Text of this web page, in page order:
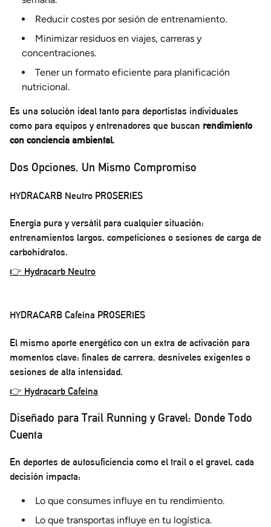
Reducir costes por sesión de entrenamiento.
Minimizar residuos en viajes, carreras y
concentraciones.
Tener un formato eficiente para planificación
nutricional.
Es una solución ideal tanto para deportistas individuales
como para equipos y entrenadores que buscan rendimiento
con conciencia ambiental.
Dos Opciones, Un Mismo Compromiso
HYDRACARB Neutro PROSERIES
Energía pura y versátil para cualquier situación:
entrenamientos largos, competiciones o sesiones de carga de
carbohidratos.
👉 Hydracarb Neutro
HYDRACARB Cafeína PROSERIES
El mismo aporte energético con un extra de activación para
momentos clave: finales de carrera, desniveles exigentes o
sesiones de alta intensidad.
👉 Hydracarb Cafeína
Diseñado para Trail Running y Gravel: Donde Todo
Cuenta
En deportes de autosuficiencia como el trail o el gravel, cada
decisión impacta:
Lo que consumes influye en tu rendimiento.
Lo que transportas influye en tu logística.